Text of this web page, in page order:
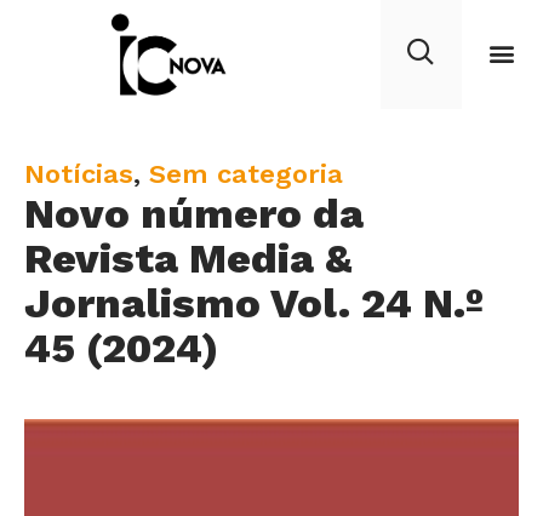
Novo número da
Revista Media &
Jornalismo Vol. 24 N.º
45 (2024)
C
a
t
e
g
o
Notícias, Sem categoria